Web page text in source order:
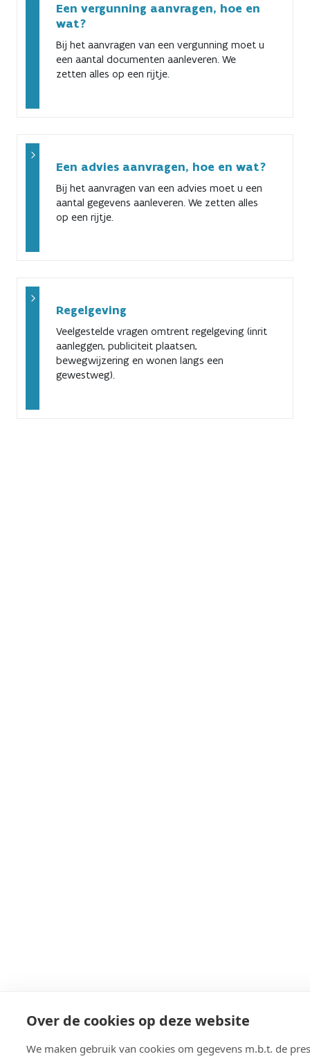
Over de cookies op deze website
We maken gebruik van cookies om gegevens m.b.t. de
Een vergunning aanvragen, hoe en
wat?
Bij het aanvragen van een vergunning moet u
een aantal documenten aanleveren. We
zetten alles op een rijtje.
Een advies aanvragen, hoe en wat?
Bij het aanvragen van een advies moet u een
aantal gegevens aanleveren. We zetten alles
op een rijtje.
Regelgeving
Veelgestelde vragen omtrent regelgeving (inrit
aanleggen, publiciteit plaatsen,
bewegwijzering en wonen langs een
gewestweg).